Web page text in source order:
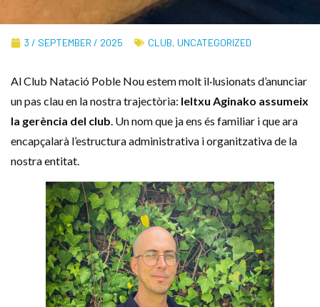
3 / SEPTEMBER / 2025 CLUB, UNCATEGORIZED
Al Club Natació Poble Nou estem molt il·lusionats d’anunciar
un pas clau en la nostra trajectòria: Ieltxu Aginako assumeix
la gerència del club. Un nom que ja ens és familiar i que ara
encapçalarà l’estructura administrativa i organitzativa de la
nostra entitat.